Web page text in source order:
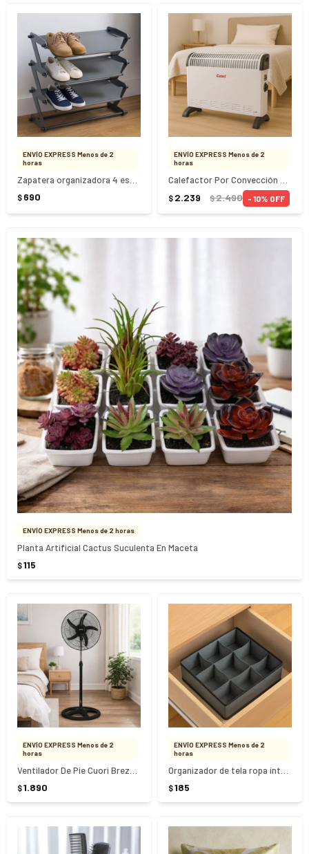
ENVÍO EXPRESS Menos de 2
horas
$ 690
ENVÍO EXPRESS Menos de 2
horas
$ 2.239 $2.490 10
ENVÍO EXPRESS Menos de 2 horas
Planta Artificial Cactus Suculenta En Maceta
$115
ENVÍO EXPRESS Menos de 2
horas
$1.890
ENVÍO EXPRESS Menos de 2
horas
$185